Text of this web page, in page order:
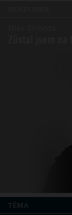
TÉMA